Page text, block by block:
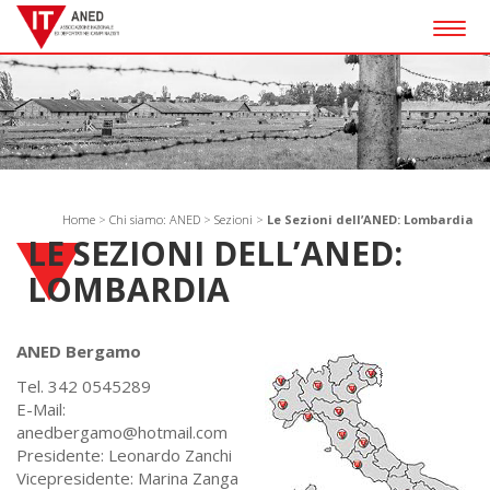
Home > Chi siamo: ANED > Sezioni > Le Sezioni dell’ANED: Lombardia
LE SEZIONI DELL’ANED:
LOMBARDIA
ANED Bergamo
Tel. 342 0545289
E-Mail:
anedbergamo@hotmail.com
Presidente: Leonardo Zanchi
Vicepresidente: Marina Zanga